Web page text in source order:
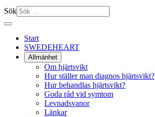
Sök
Start
SWEDEHEART
Allmänhet
Om hjärtsvikt
Hur ställer man diagnos hjärtsvikt?
Hur behandlas hjärtsvikt?
Goda råd vid symtom
Levnadsvanor
Länkar